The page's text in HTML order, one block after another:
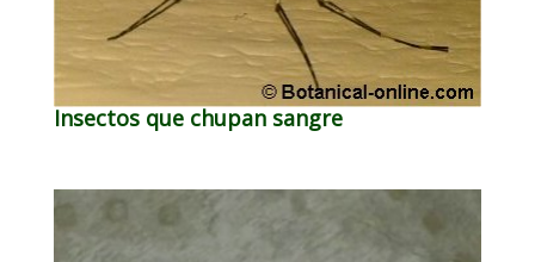
Insectos que chupan sangre